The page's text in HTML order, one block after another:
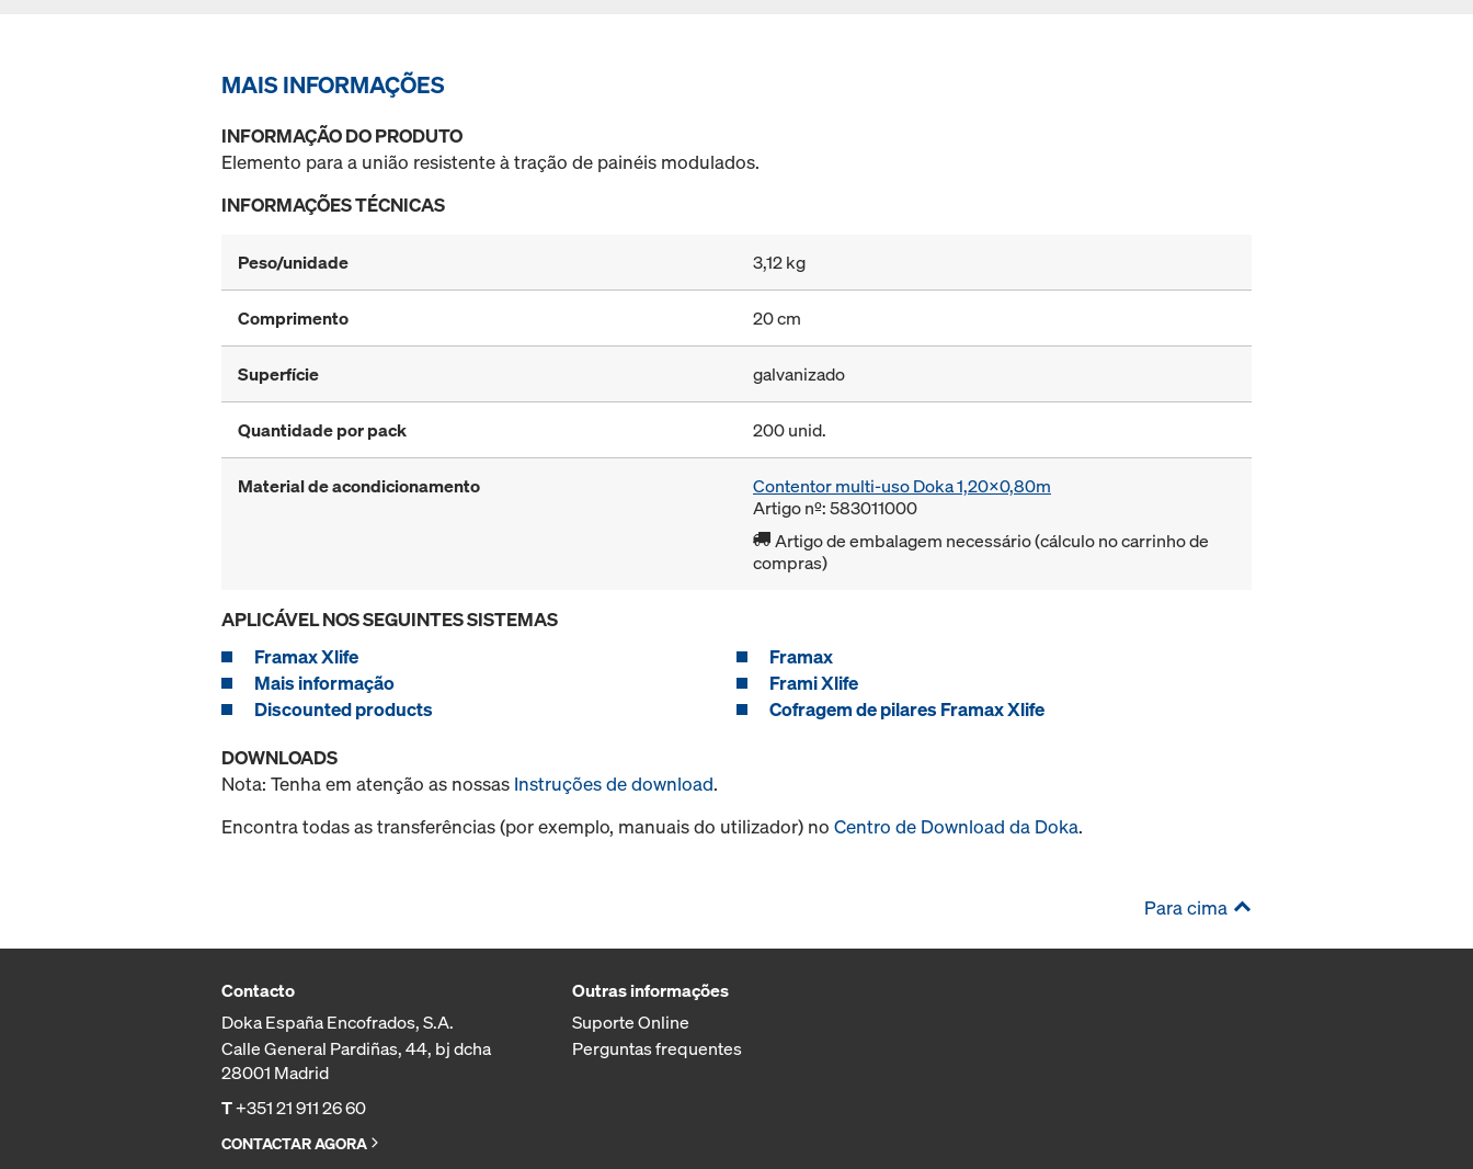
MAIS INFORMAÇÕES
INFORMAÇÃO DO PRODUTO
Elemento para a união resistente à tração de painéis modulados.
INFORMAÇÕES TÉCNICAS
Peso/unidade 3,12 kg
Comprimento 20 cm
Superfície galvanizado
Quantidade por pack 200 unid.
Material de acondicionamento
Contentor multi-uso Doka 1,20x0,80m
Artigo nº: 583011000
Artigo de embalagem necessário (cálculo no carrinho de
compras)
APLICÁVEL NOS SEGUINTES SISTEMAS
Framax Xlife
Framax
Mais informação
Frami Xlife
Discounted products
Cofragem de pilares Framax Xlife
DOWNLOADS
Nota: Tenha em atenção as nossas Instruções de download.
Encontra todas as transferências (por exemplo, manuais do utilizador) no Centro de Download da Doka.
Para cima
Contacto
Doka España Encofrados, S.A.
Calle General Pardiñas, 44, bj dcha
28001 Madrid
T+351 21 911 26 60
CONTACTAR AGORA
Outras informações
Suporte Online
Perguntas frequentes